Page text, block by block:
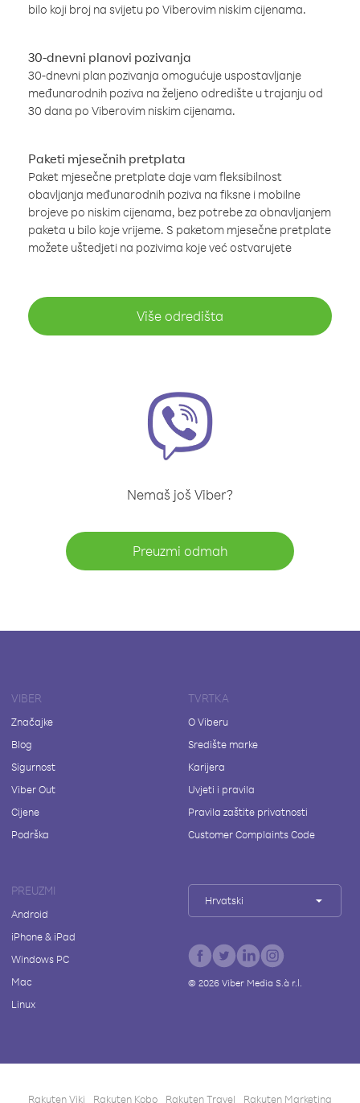
bilo koji broj na svijetu po Viberovim niskim cijenama.
30-dnevni planovi pozivanja
30-dnevni plan pozivanja omogućuje uspostavljanje
međunarodnih poziva na željeno odredište u trajanju od
30 dana po Viberovim niskim cijenama.
Paketi mjesečnih pretplata
Paket mjesečne pretplate daje vam fleksibilnost
obavljanja međunarodnih poziva na fiksne i mobilne
brojeve po niskim cijenama, bez potrebe za obnavljanjem
paketa u bilo koje vrijeme. S paketom mjesečne pretplate
možete uštedjeti na pozivima koje već ostvarujete
Više odredišta
Nemaš još Viber?
Preuzmi odmah
VIBER
Značajke
Blog
Sigurnost
Viber Out
Cijene
Podrška
TVRTKA
O Viberu
Središte marke
Karijera
Uvjeti i pravila
Pravila zaštite privatnosti
Customer Complaints Code
PREUZMI
Android
iPhone & iPad
Windows PC
Mac
Linux
Hrvatski
© 2026Viber Media S.à r.l.
Rakuten Viki Rakuten Kobo Rakuten Travel Rakuten Marketing